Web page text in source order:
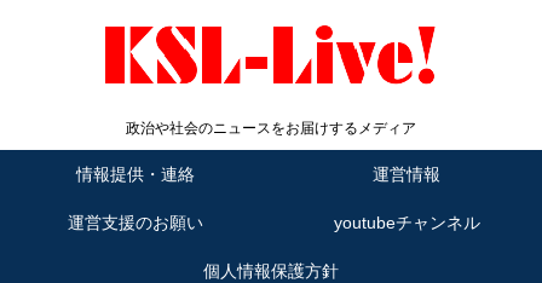
政治や社会のニュースをお届けするメディア
情報提供・連絡 運営情報
運営支援のお願い youtubeチャンネル
個人情報保護方針